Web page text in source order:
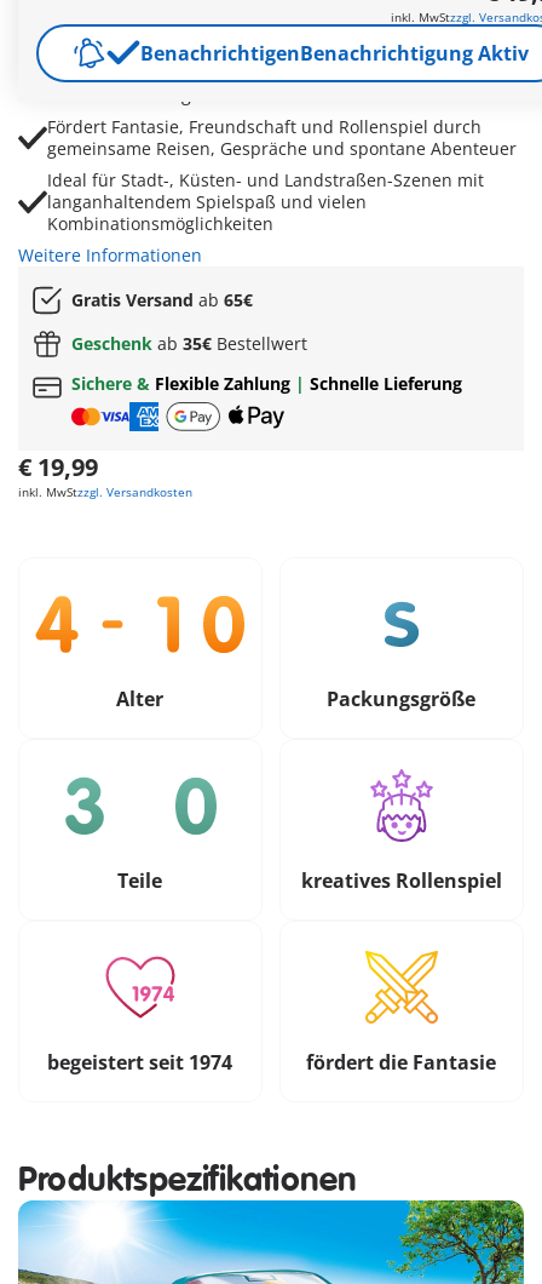
Offenes Fahrzeug mit Platz für zwei Figuren sorgt für
Freiheit, Fahrtwind und fantasievolle Spielszenen
Smartphone, Taschen und Armbanduhr ermöglichen
Fördert Fantasie, Freundschaft und Rollenspiel durch
gemeinsame Reisen, Gespräche und spontane Abenteuer
Ideal für Stadt-, Küsten- und Landstraßen-Szenen mit
langanhaltendem Spielspaß und vielen
Kombinationsmöglichkeiten
Weitere Informationen
Gratis Versand ab 65€
Geschenk ab 35€ Bestellwert
Sichere & Flexible Zahlung | Schnelle Lieferung
€ 19,99
inkl. MwStzzgl. Versandkosten
inkl. MwStzzgl.
BenachrichtigenBenachrichtigung Aktiv
Alter Packungsgröße
Teile kreatives Rollenspiel
begeistert seit 1974 fördert die Fantasie
Produktspezifikationen